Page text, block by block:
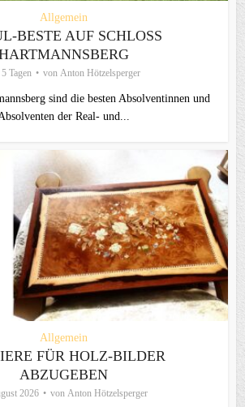
Allgemein
BESTE AUF SCHLOSS
Tagen von Anton Hötzelsperger
sind die besten Absolventinnen und
der Real- und...
Allgemein
FÜR HOLZ-BILDER
ABZUGEBEN
2026 von Anton Hötzelsperger